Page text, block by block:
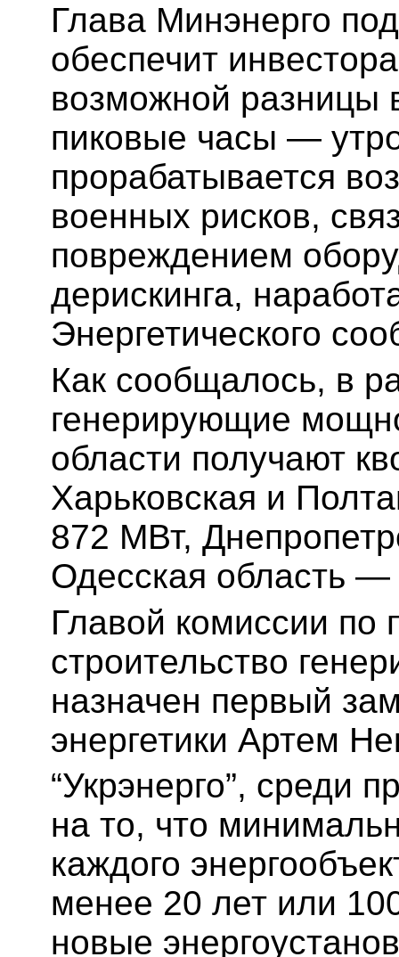
Глава Минэнерго
обеспечит
возможной разницы
пиковые часы —
прорабатывается
военных рисков,
повреждением
дерискинга,
Энергетического
Как сообщалось, в
генерирующие
области получают
Харьковская и
872 МВт,
Одесская область
Главой комиссии по
строительство
назначен первый
энергетики Артем
“Укрэнерго”, среди
на то, что
каждого
менее 20 лет или
новые